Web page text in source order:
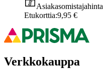
Asiakasomistajahinta
Etukorttia:9,95 €
Verkkokauppa